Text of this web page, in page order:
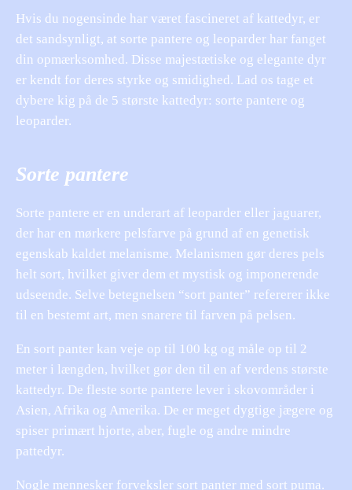
Hvis du nogensinde har været fascineret af kattedyr, er
det sandsynligt, at sorte pantere og leoparder har fanget
din opmærksomhed. Disse majestætiske og elegante dyr
er kendt for deres styrke og smidighed. Lad os tage et
dybere kig på de 5 største kattedyr: sorte pantere og
leoparder.
Sorte pantere
Sorte pantere er en underart af leoparder eller jaguarer,
der har en mørkere pelsfarve på grund af en genetisk
egenskab kaldet melanisme. Melanismen gør deres pels
helt sort, hvilket giver dem et mystisk og imponerende
udseende. Selve betegnelsen “sort panter” refererer ikke
til en bestemt art, men snarere til farven på pelsen.
En sort panter kan veje op til 100 kg og måle op til 2
meter i længden, hvilket gør den til en af verdens største
kattedyr. De fleste sorte pantere lever i skovområder i
Asien, Afrika og Amerika. De er meget dygtige jægere og
spiser primært hjorte, aber, fugle og andre mindre
pattedyr.
Nogle mennesker forveksler sort panter med sort puma.